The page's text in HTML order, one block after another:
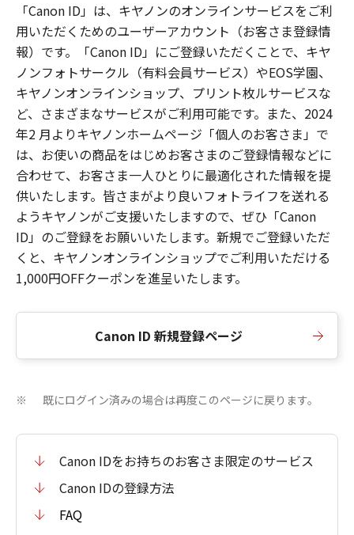
「Canon ID」は、キヤノンのオンラインサービスをご利
用いただくためのユーザーアカウント（お客さま登録情
報）です。「Canon ID」にご登録いただくことで、キヤ
ノンフォトサークル（有料会員サービス）やEOS学園、
キヤノンオンラインショップ、プリント枚ルサービスな
ど、さまざまなサービスがご利用可能です。また、2024
年2 月よりキヤノンホームページ「個人のお客さま」で
は、お使いの商品をはじめお客さまのご登録情報などに
合わせて、お客さま一人ひとりに最適化された情報を提
供いたします。皆さまがより良いフォトライフを送れる
ようキヤノンがご支援いたしますので、ぜひ「Canon
ID」のご登録をお願いいたします。新規でご登録いただ
くと、キヤノンオンラインショップでご利用いただける
1,000円OFFクーポンを進呈いたします。
Canon ID 新規登録ページ
※ 既にログイン済みの場合は再度このページに戻ります。
Canon IDをお持ちのお客さま限定のサービス
Canon IDの登録方法
FAQ